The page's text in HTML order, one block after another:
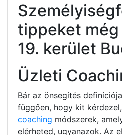
tippeket még
19. kerület
Üzleti
Bár az önsegítés
függően, hogy kit
coaching módszerek,
elérheted, ugyanazok. Az